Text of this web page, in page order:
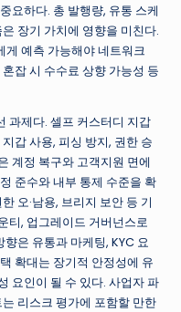
요하다. 총 발행량, 유통 스케
장기 가치에 영향을 미친다.
게 예측 가능해야 네트워크
잡 시 수수료 상향 가능성 등
과제다. 셀프 커스터디 지갑
갑 사용, 피싱 방지, 권한 승
계정 복구와 고객지원 면에
준수와 내부 통제 수준을 확
오·남용, 브리지 보안 등 기
티, 업그레이드 거버넌스로
은 유통과 마케팅, KYC 요
확대는 장기적 안정성에 유
요인이 될 수 있다. 사업자 파
리스크 평가에 포함할 만한